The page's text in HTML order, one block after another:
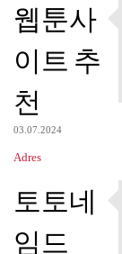
웹툰사
이트 추
천
03.07.2024
Adres
토토네
임드